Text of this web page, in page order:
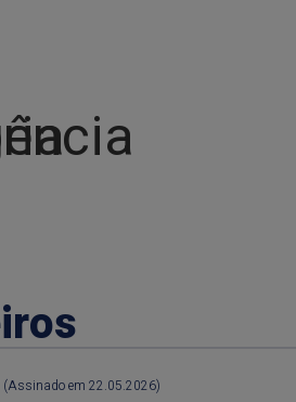
(Assinado em 22.05.2026)